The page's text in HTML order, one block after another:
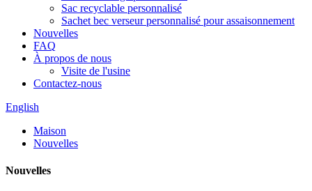
Sac recyclable personnalisé
Sachet bec verseur personnalisé pour assaisonnement
Nouvelles
FAQ
À propos de nous
Visite de l'usine
Contactez-nous
English
Maison
Nouvelles
Nouvelles